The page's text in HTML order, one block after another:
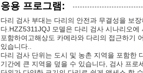
응용 프로그램:
다리 검사 부대는 다리의 안전과 무결성을 보
다.HZZ5311JQJ 모델은 다리 검사 시나리오
포함하여고해상도 카메라와 다리의 접근하기
있습니다..
다리 검사 단위는 도시 및 농촌 지역을 포함한
기간에 큰 지역을 덮을 수 있습니다, 검사 프